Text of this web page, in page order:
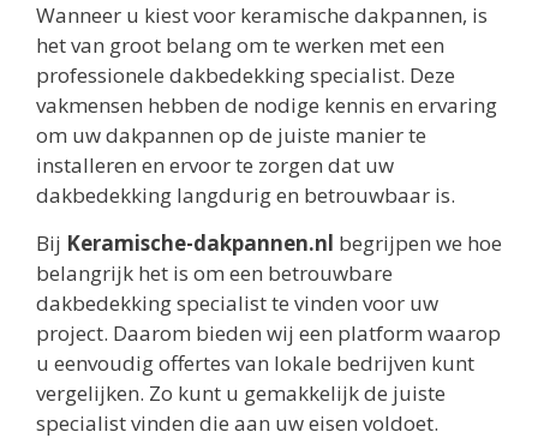
Wanneer u kiest voor keramische dakpannen, is
het van groot belang om te werken met een
professionele dakbedekking specialist. Deze
vakmensen hebben de nodige kennis en ervaring
om uw dakpannen op de juiste manier te
installeren en ervoor te zorgen dat uw
dakbedekking langdurig en betrouwbaar is.
Bij Keramische-dakpannen.nl begrijpen we hoe
belangrijk het is om een betrouwbare
dakbedekking specialist te vinden voor uw
project. Daarom bieden wij een platform waarop
u eenvoudig offertes van lokale bedrijven kunt
vergelijken. Zo kunt u gemakkelijk de juiste
specialist vinden die aan uw eisen voldoet.